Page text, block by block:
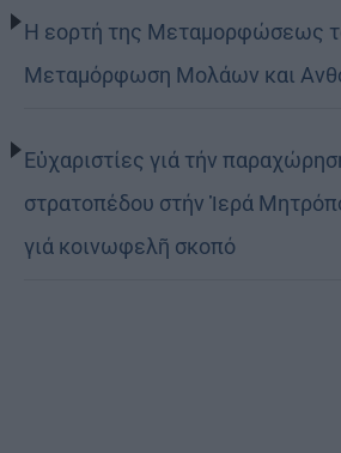
Η εορτή της Μεταμορφώσεως
Μεταμόρφωση Μολάων και
Εὐχαριστίες γιά τήν
στρατοπέδου στήν Ἱερά
γιά κοινωφελῆ σκοπό